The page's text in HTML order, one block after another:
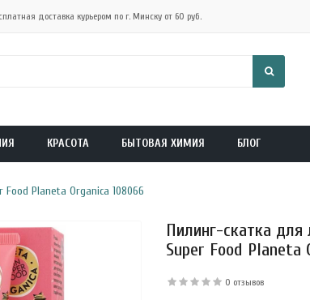
доставка курьером по г. Минску от 60 руб.
КРАСОТА БЫТОВАЯ ХИМИЯ БЛОГ
Planeta Organica 108066
Пилинг-скатка
Super Food Planeta
0 отзывов